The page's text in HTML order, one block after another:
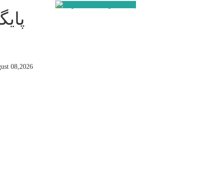
08,2026